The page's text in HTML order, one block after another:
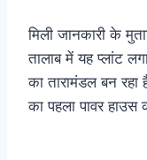
मिली जानकारी के
तालाब में यह प्लांट
का तारामंडल बन रहा
का पहला पावर